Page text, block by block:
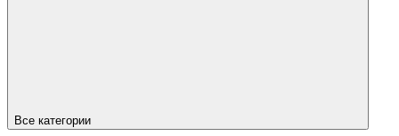
Все категории